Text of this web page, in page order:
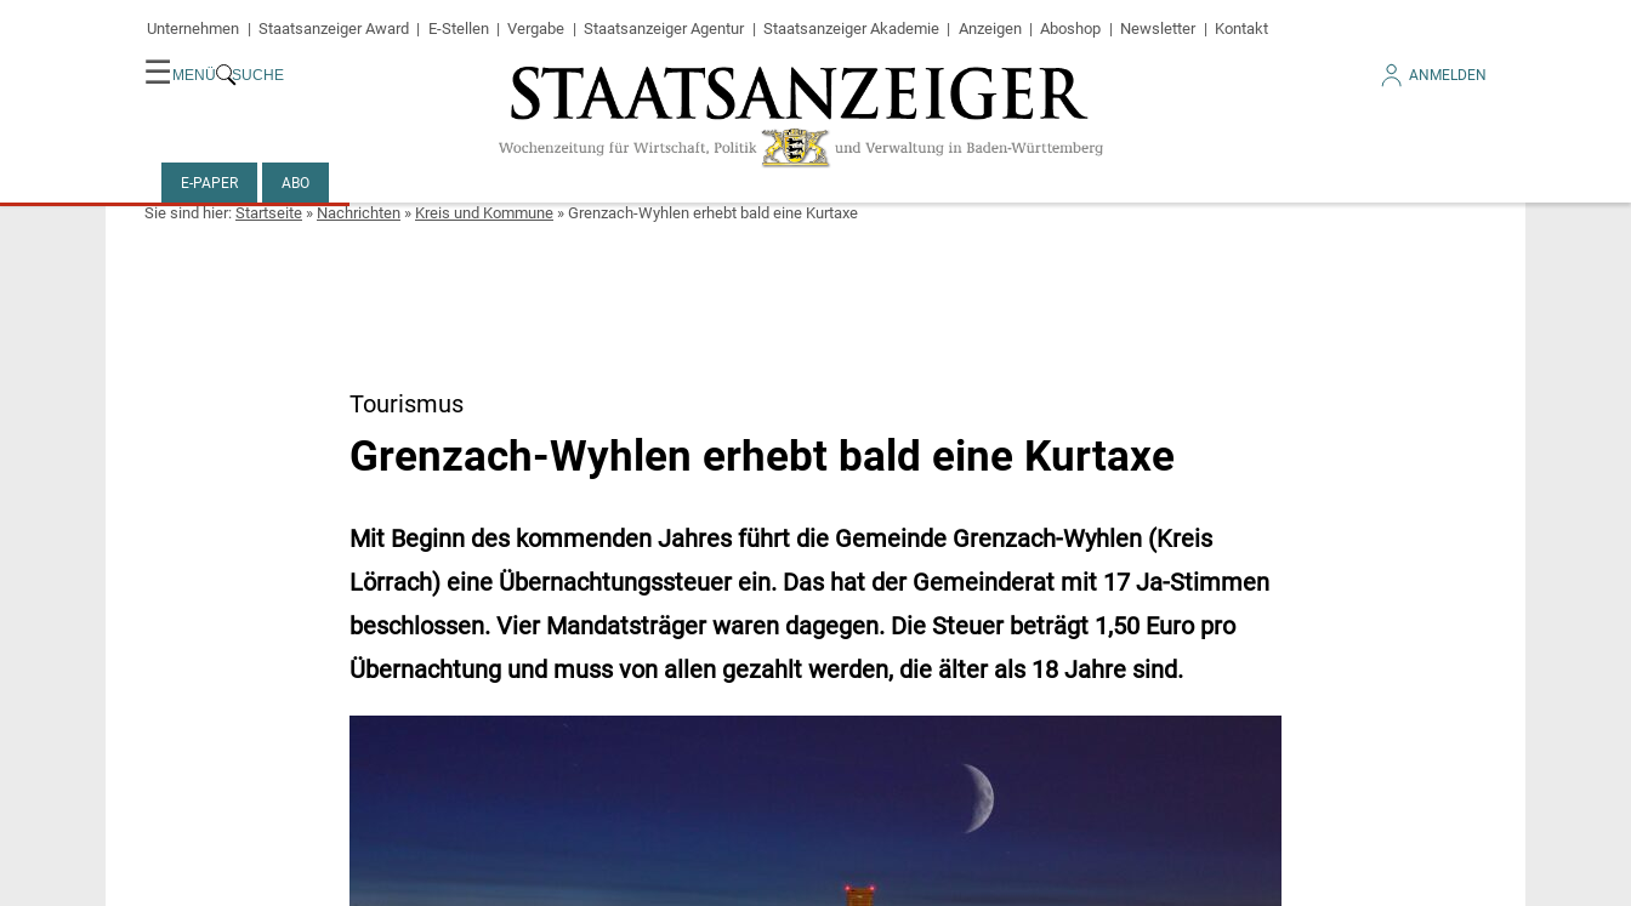
Unternehmen Staatsanzeiger Award E-Stellen Vergabe Staatsanzeiger Agentur Staatsanzeiger Akademie Anzeigen Aboshop Newsletter Kontakt
☰ MENÜ SUCHE ANMELDEN
E-PAPER ABO
Startseite»Nachrichten » Kreis und Kommune » Grenzach-Wyhlen erhebt bald eine Kurtaxe
Tourismus
Grenzach-Wyhlen erhebt bald eine Kurtaxe
Mit Beginn des kommenden Jahres führt die Gemeinde Grenzach-Wyhlen (Kreis
Lörrach) eine Übernachtungssteuer ein. Das hat der Gemeinderat mit 17 Ja-Stimmen
beschlossen. Vier Mandatsträger waren dagegen. Die Steuer beträgt 1,50 Euro pro
Übernachtung und muss von allen gezahlt werden, die älter als 18 Jahre sind.